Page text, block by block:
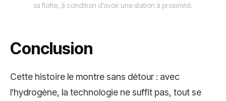
sa flotte, à condition d’avoir une station à proximité.
Conclusion
Cette histoire le montre sans détour : avec
l’hydrogène, la technologie ne suffit pas, tout se